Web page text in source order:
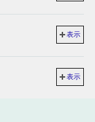
表示
表示